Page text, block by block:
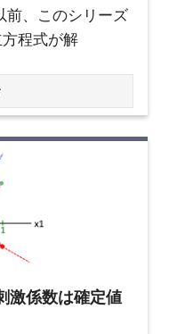
前、このシリーズ
程式が解
激係数は確定値